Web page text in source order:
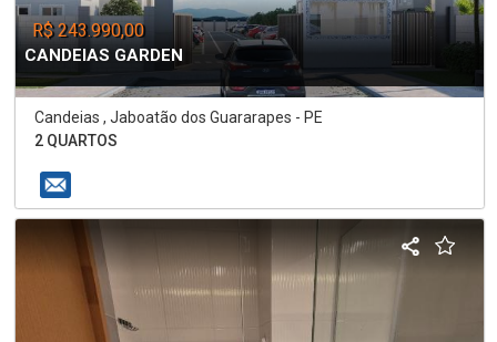
R$ 243.990,00
CANDEIAS GARDEN
Candeias , Jaboatão dos Guararapes - PE
2 QUARTOS